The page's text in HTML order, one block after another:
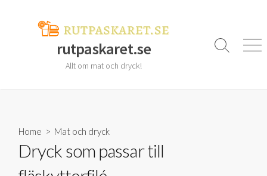
rutpaskaret.se
Allt om mat och dryck!
Search
Home > Mat och dryck
Dryck som passar till